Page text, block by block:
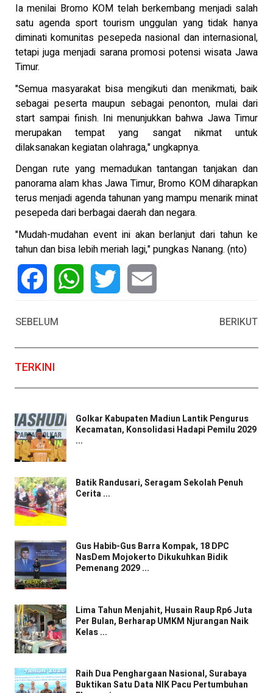
Ia menilai Bromo KOM telah berkembang menjadi salah
satu agenda sport tourism unggulan yang tidak hanya
diminati komunitas pesepeda nasional dan internasional,
tetapi juga menjadi sarana promosi potensi wisata Jawa
Timur.
"Semua masyarakat bisa mengikuti dan menikmati, baik
sebagai peserta maupun sebagai penonton, mulai dari
start sampai finish. Ini menunjukkan bahwa Jawa Timur
merupakan tempat yang sangat nikmat untuk
dilaksanakan kegiatan olahraga," ungkapnya.
Dengan rute yang memadukan tantangan tanjakan dan
panorama alam khas Jawa Timur, Bromo KOM diharapkan
terus menjadi agenda tahunan yang mampu menarik minat
pesepeda dari berbagai daerah dan negara.
"Mudah-mudahan event ini akan berlanjut dari tahun ke
tahun dan bisa lebih meriah lagi," pungkas Nanang. (nto)
SEBELUM
BERIKUT
TERKINI
Golkar Kabupaten Madiun Lantik Pengurus
Kecamatan, Konsolidasi Hadapi Pemilu 2029
...
Batik Randusari, Seragam Sekolah Penuh
Cerita ...
Gus Habib-Gus Barra Kompak, 18 DPC
NasDem Mojokerto Dikukuhkan Bidik
Pemenang 2029 ...
Lima Tahun Menjahit, Husain Raup Rp6 Juta
Per Bulan, Berharap UMKM Njurangan Naik
Kelas ...
Raih Dua Penghargaan Nasional, Surabaya
Buktikan Satu Data NIK Pacu Pertumbuhan